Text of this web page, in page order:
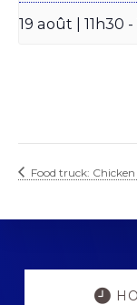
19 août | 11h30 -
Food truck:
Explore